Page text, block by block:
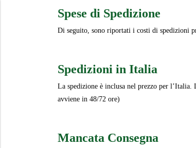
Spese di Spedizione
Di seguito, sono riportati i costi di spedizioni
Spedizioni in Italia
La spedizione è inclusa nel prezzo per l’Italia.
avviene in 48/72 ore)
Mancata Consegna